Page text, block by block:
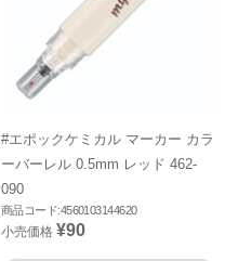
#エポックケミカル マーカー カラ
ーバーレル 0.5mm レッド 462-
090
商品コード:4560103144620
小売価格 ¥90